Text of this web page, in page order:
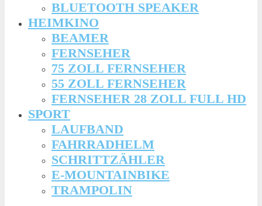
BLUETOOTH SPEAKER
HEIMKINO
BEAMER
FERNSEHER
75 ZOLL FERNSEHER
55 ZOLL FERNSEHER
FERNSEHER 28 ZOLL FULL HD
SPORT
LAUFBAND
FAHRRADHELM
SCHRITTZÄHLER
E-MOUNTAINBIKE
TRAMPOLIN